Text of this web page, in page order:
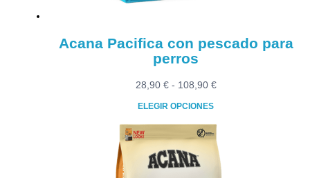
Acana Pacifica con pescado para
perros
28,90 € - 108,90 €Rango
desde
28,90 €
hasta
ELEGIR OPCIONES
Este
producto
tiene
múltiples